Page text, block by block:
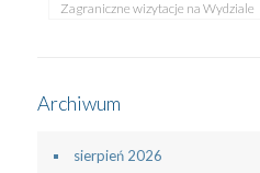
Zagraniczne wizytacje na Wydziale
Archiwum
sierpień 2026